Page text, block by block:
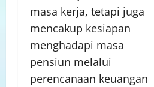
masa kerja, tetapi juga
mencakup kesiapan
menghadapi masa
pensiun melalui
perencanaan keuangan